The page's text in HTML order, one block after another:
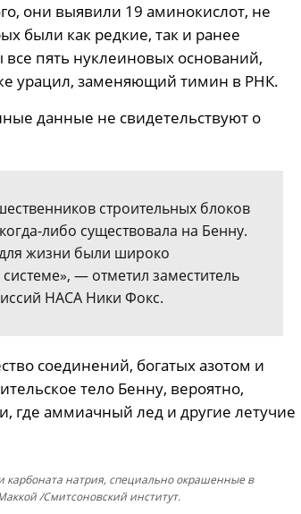
они выявили 19 аминокислот, не
были как редкие, так и ранее
пять нуклеиновых оснований,
урацил, заменяющий тимин в РНК.
данные не свидетельствуют о
строительных блоков
либо существовала на Бенну.
жизни были широко
— отметил заместитель
НАСА Ники Фокс.
соединений, богатых азотом и
тело Бенну, вероятно,
где аммиачный лед и другие летучие
натрия, специально окрашенные в
/Смитсоновский институт.